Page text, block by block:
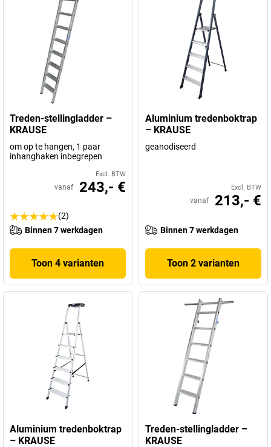
Treden-stellingladder –
KRAUSE
om op te hangen, 1 paar
inhanghaken inbegrepen
Excl. BTW
vanaf 243,- €
(2)
Binnen 7 werkdagen
Toon 4 varianten
Aluminium tredenboktrap
– KRAUSE
geanodiseerd
Excl. BTW
vanaf 213,- €
Binnen 7 werkdagen
Toon 2 varianten
Aluminium tredenboktrap
– KRAUSE
Treden-stellingladder –
KRAUSE